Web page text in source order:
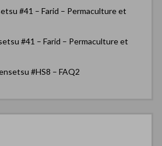
#41 – Farid – Permaculture et
#41 – Farid – Permaculture et
#HS8 – FAQ2